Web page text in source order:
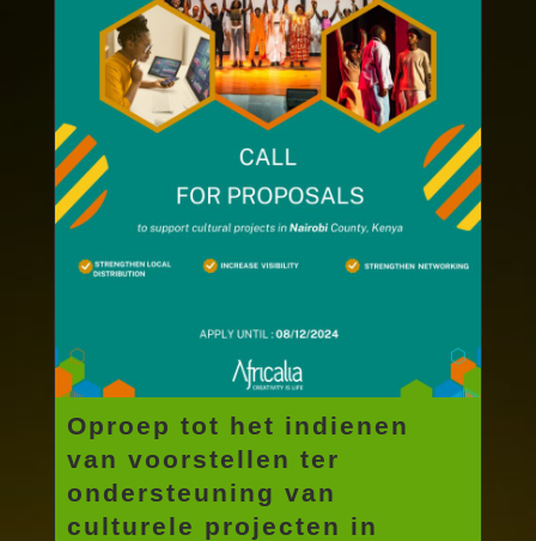
Oproep tot het indienen
van voorstellen ter
ondersteuning van
culturele projecten in